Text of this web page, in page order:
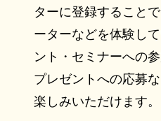
ターに登録すること
ーターなどを体験し
ント・セミナーへの
プレゼントへの応募
楽しみいただけます。